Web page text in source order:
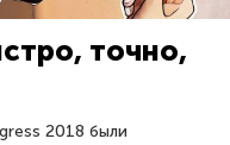
точно,
2018 были